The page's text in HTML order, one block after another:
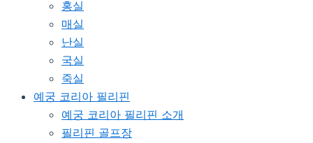
홍실
매실
난실
국실
죽실
예궁 코리아 필리핀
예궁 코리아 필리핀 소개
필리핀 골프장